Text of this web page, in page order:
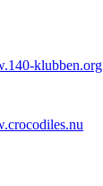
klubben.org